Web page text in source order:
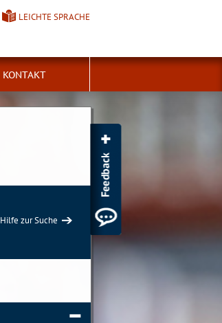
LEICHTE SPRACHE
KONTAKT
Hilfe zur Suche